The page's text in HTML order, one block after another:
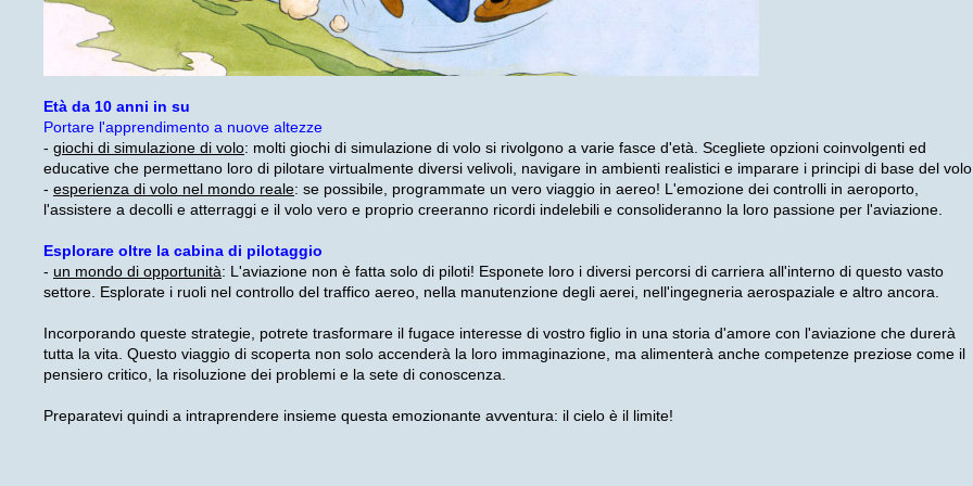
Età da 10 anni in su
Portare l'apprendimento a nuove altezze
- giochi di simulazione di volo: molti giochi di simulazione di volo si rivolgono a varie fasce d'età. Scegliete opzioni coinvolgenti ed
educative che permettano loro di pilotare virtualmente diversi velivoli, navigare in ambienti realistici e imparare i principi di base del
- esperienza di volo nel mondo reale: se possibile, programmate un vero viaggio in aereo! L'emozione dei controlli in aeroporto,
l'assistere a decolli e atterraggi e il volo vero e proprio creeranno ricordi indelebili e consolideranno la loro passione per l'aviazione.
Esplorare oltre la cabina di pilotaggio
- un mondo di opportunità: L'aviazione non è fatta solo di piloti! Esponete loro i diversi percorsi di carriera all'interno di questo vasto
settore. Esplorate i ruoli nel controllo del traffico aereo, nella manutenzione degli aerei, nell'ingegneria aerospaziale e altro ancora.
Incorporando queste strategie, potrete trasformare il fugace interesse di vostro figlio in una storia d'amore con l'aviazione che durerà
tutta la vita. Questo viaggio di scoperta non solo accenderà la loro immaginazione, ma alimenterà anche competenze preziose come il
pensiero critico, la risoluzione dei problemi e la sete di conoscenza.
Preparatevi quindi a intraprendere insieme questa emozionante avventura: il cielo è il limite!